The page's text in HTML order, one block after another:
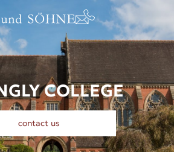
COLLEGE
contact us